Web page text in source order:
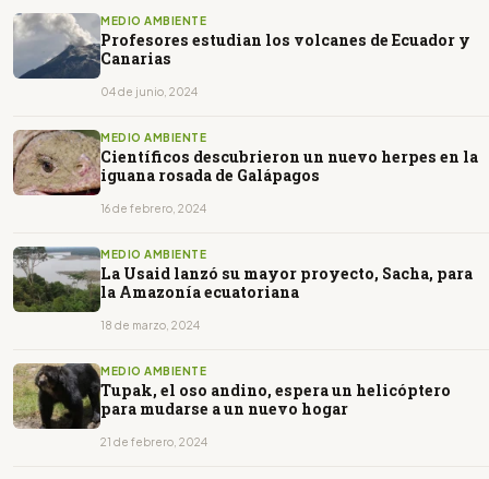
MEDIO AMBIENTE
Profesores estudian los volcanes de Ecuador y
Canarias
04 de junio, 2024
MEDIO AMBIENTE
Científicos descubrieron un nuevo herpes en la
iguana rosada de Galápagos
16 de febrero, 2024
MEDIO AMBIENTE
La Usaid lanzó su mayor proyecto, Sacha, para
la Amazonía ecuatoriana
18 de marzo, 2024
MEDIO AMBIENTE
Tupak, el oso andino, espera un helicóptero
para mudarse a un nuevo hogar
21 de febrero, 2024